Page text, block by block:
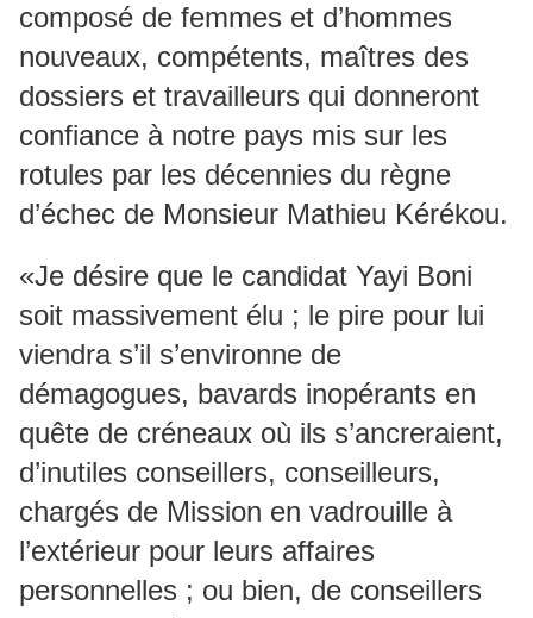
composé de femmes et d’hommes
nouveaux, compétents, maîtres des
dossiers et travailleurs qui donneront
confiance à notre pays mis sur les
rotules par les décennies du règne
d’échec de Monsieur Mathieu Kérékou.
«Je désire que le candidat Yayi Boni
soit massivement élu ; le pire pour lui
viendra s’il s’environne de
démagogues, bavards inopérants en
quête de créneaux où ils s’ancreraient,
d’inutiles conseillers, conseilleurs,
chargés de Mission en vadrouille à
l’extérieur pour leurs affaires
personnelles ; ou bien, de conseillers